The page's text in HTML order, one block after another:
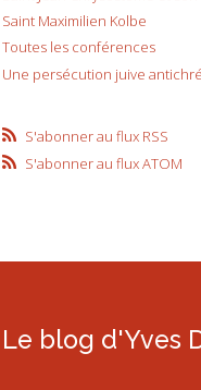
Saint Maximilien Kolbe
Toutes les conférences
Une persécution juive
S'abonner au flux RSS
S'abonner au flux ATOM
Le blog d'Yves